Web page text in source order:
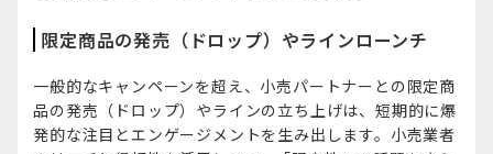
限定商品の発売（ドロップ）やラインローンチ
一般的なキャンペーンを超え、小売パートナーとの限定商
品の発売（ドロップ）やラインの立ち上げは、短期的に爆
発的な注目とエンゲージメントを生み出します。小売業者